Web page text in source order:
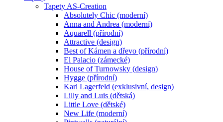
Tapety AS-Creation
Absolutely Chic (moderní)
Anna and Andrea (moderní)
Aquarell (přírodní)
Attractive (design)
Best of Kámen a dřevo (přírodní)
El Palacio (zámecké)
House of Turnowsky (design)
Hygge (přírodní)
Karl Lagerfeld (exklusivní, design)
Lilly and Luis (dětská)
Little Love (dětské)
New Life (moderní)